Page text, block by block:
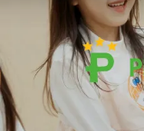
Play